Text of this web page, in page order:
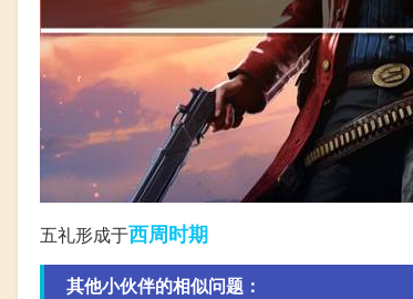
五礼形成于西周时期
其他小伙伴的相似问题：